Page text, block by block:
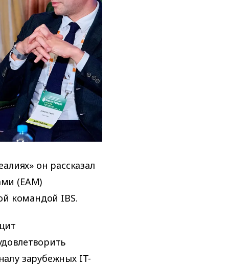
он рассказал
(EAM)
командой IBS.
зарубежных IT-